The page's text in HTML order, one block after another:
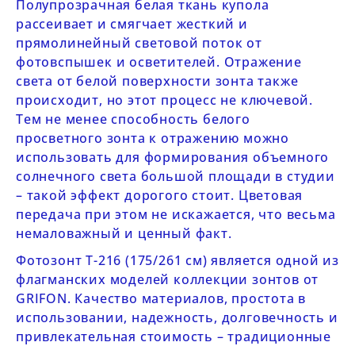
Полупрозрачная белая ткань купола
рассеивает и смягчает жесткий и
прямолинейный световой поток от
фотовспышек и осветителей. Отражение
света от белой поверхности зонта также
происходит, но этот процесс не ключевой.
Тем не менее способность белого
просветного зонта к отражению можно
использовать для формирования объемного
солнечного света большой площади в студии
– такой эффект дорогого стоит. Цветовая
передача при этом не искажается, что весьма
немаловажный и ценный факт.
ФотозонтТ-216 (175/261 см) является одной из
флагманских моделей коллекции зонтов от
GRIFON. Качество материалов, простота в
использовании, надежность, долговечность и
привлекательная стоимость – традиционные